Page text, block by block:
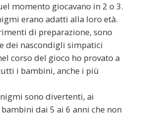
momento giocavano in 2 o 3.
erano adatti alla loro età.
di preparazione, sono
dei nascondigli simpatici
corso del gioco ho provato a
i bambini, anche i più
sono divertenti, ai
dai 5 ai 6 anni che non